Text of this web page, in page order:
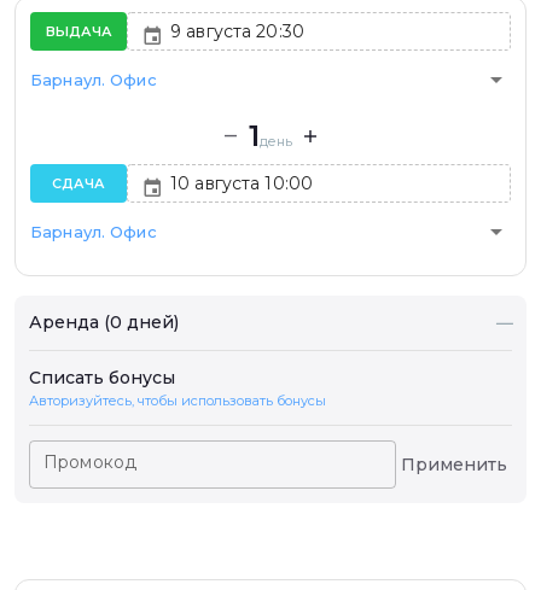
ВЫДАЧА
Барнаул. Офис arrow_drop_down
1день
СДАЧА
Барнаул. Офис arrow_drop_down
Аренда (0 дней) —
Списать бонусы
Авторизуйтесь, чтобы использовать бонусы
Промокод Применить